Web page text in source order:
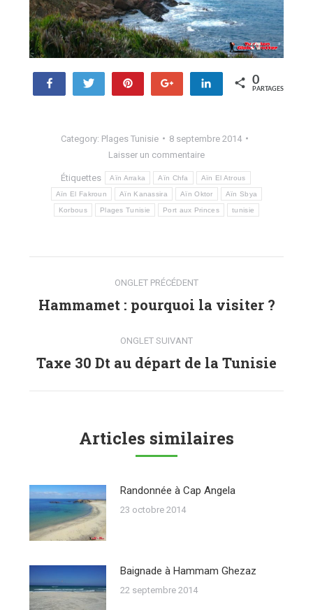
Partagez Tweetez Enregistrer Partagez
0
PARTAGES
Category: Plages Tunisie
8 septembre 2014
Laisser un commentaire
Étiquettes Aïn Arraka Aïn Chfa Aïn El Atrous
Aïn El Fakroun Aïn Kanassira Aïn Oktor Aïn Sbya
Korbous Plages Tunisie Port aux Princes tunisie
Navigation
de
commentaire
ONGLET PRÉCÉDENT
Onglet
Hammamet : pourquoi la visiter ?
ONGLET SUIVANT
Onglet
Taxe 30 Dt au départ de la Tunisie
Articles similaires
Randonnée à Cap Angela
23 octobre 2014
Baignade à Hammam Ghezaz
22 septembre 2014